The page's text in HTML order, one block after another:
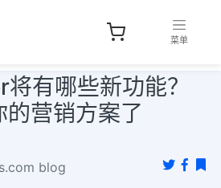
菜单
有哪些新功能？
营销方案了
blog